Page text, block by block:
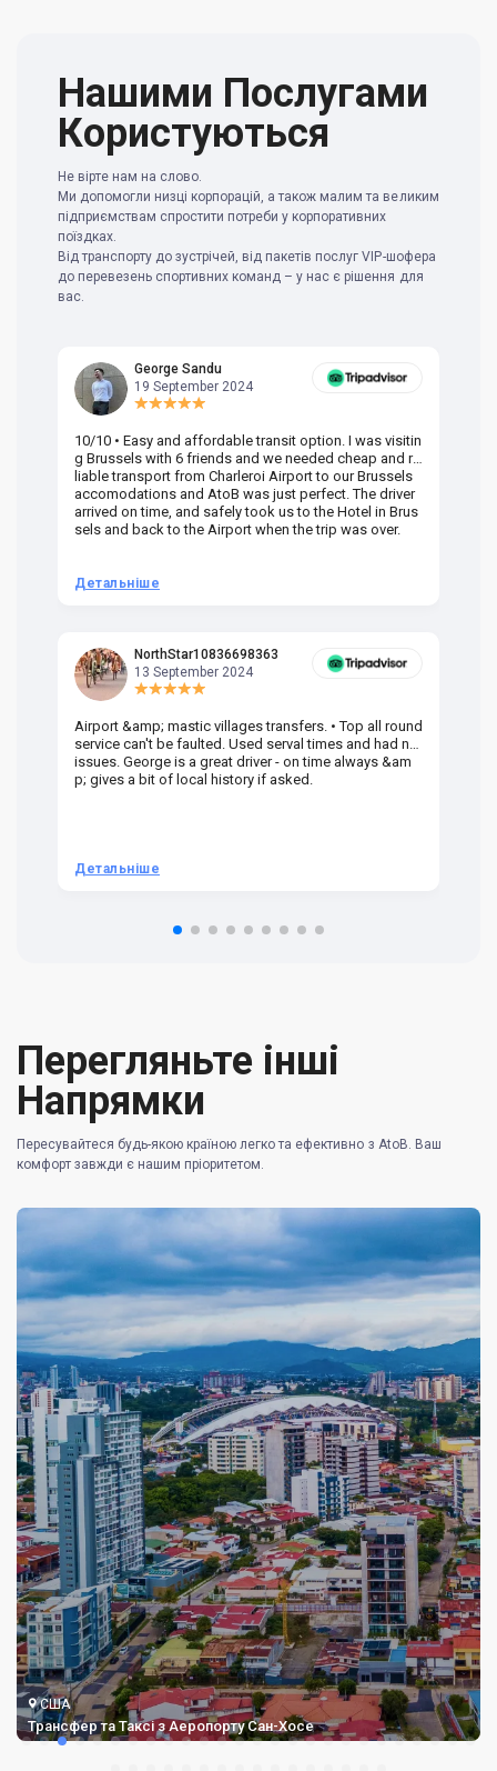
Нашими Послугами
Користуються
Не вірте нам на слово.
Ми допомогли низці корпорацій, а також малим та великим
підприємствам спростити потреби у корпоративних
поїздках.
Від транспорту до зустрічей, від пакетів послуг VIP-шофера
до перевезень спортивних команд – у нас є рішення для
вас.
George Sandu
19 September 2024
10/10 • Easy and affordable transit option. I was visitin
g Brussels with 6 friends and we needed cheap and re
liable transport from Charleroi Airport to our Brussels
accomodations and AtoB was just perfect. The driver
arrived on time, and safely took us to the Hotel in Brus
sels and back to the Airport when the trip was over.
Детальніше
NorthStar10836698363
13 September 2024
Airport &amp; mastic villages transfers. • Top all round
service can't be faulted. Used serval times and had no
issues. George is a great driver - on time always &am
p; gives a bit of local history if asked.
Детальніше
Перегляньте інші
Напрямки
Пересувайтеся будь-якою країною легко та ефективно з AtoB. Ваш
комфорт завжди є нашим пріоритетом.
США
Трансфер та Таксі з Аеропорту Сан-Хосе